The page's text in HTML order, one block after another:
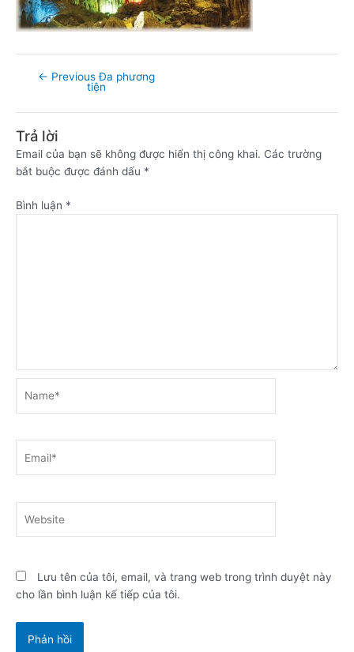
← Previous Đa phương
tiện
Trả lời
Email của bạn sẽ không được hiển thị công khai. Các trường
bắt buộc được đánh dấu *
Bình luận *
Lưu tên của tôi, email, và trang web trong trình duyệt này
cho lần bình luận kế tiếp của tôi.